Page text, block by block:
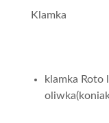
Klamka
klamka Roto